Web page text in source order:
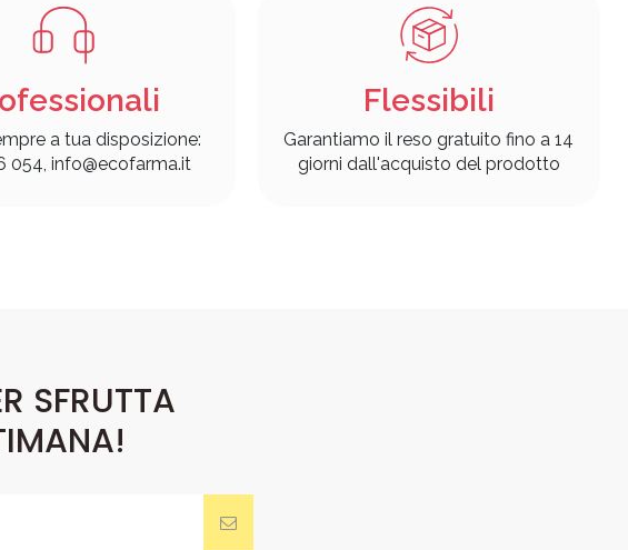
a tua disposizione:
054, info@ecofarma.it
Flessibili
Garantiamo il reso gratuito fino a 14
giorni dall'acquisto del prodotto
SFRUTTA